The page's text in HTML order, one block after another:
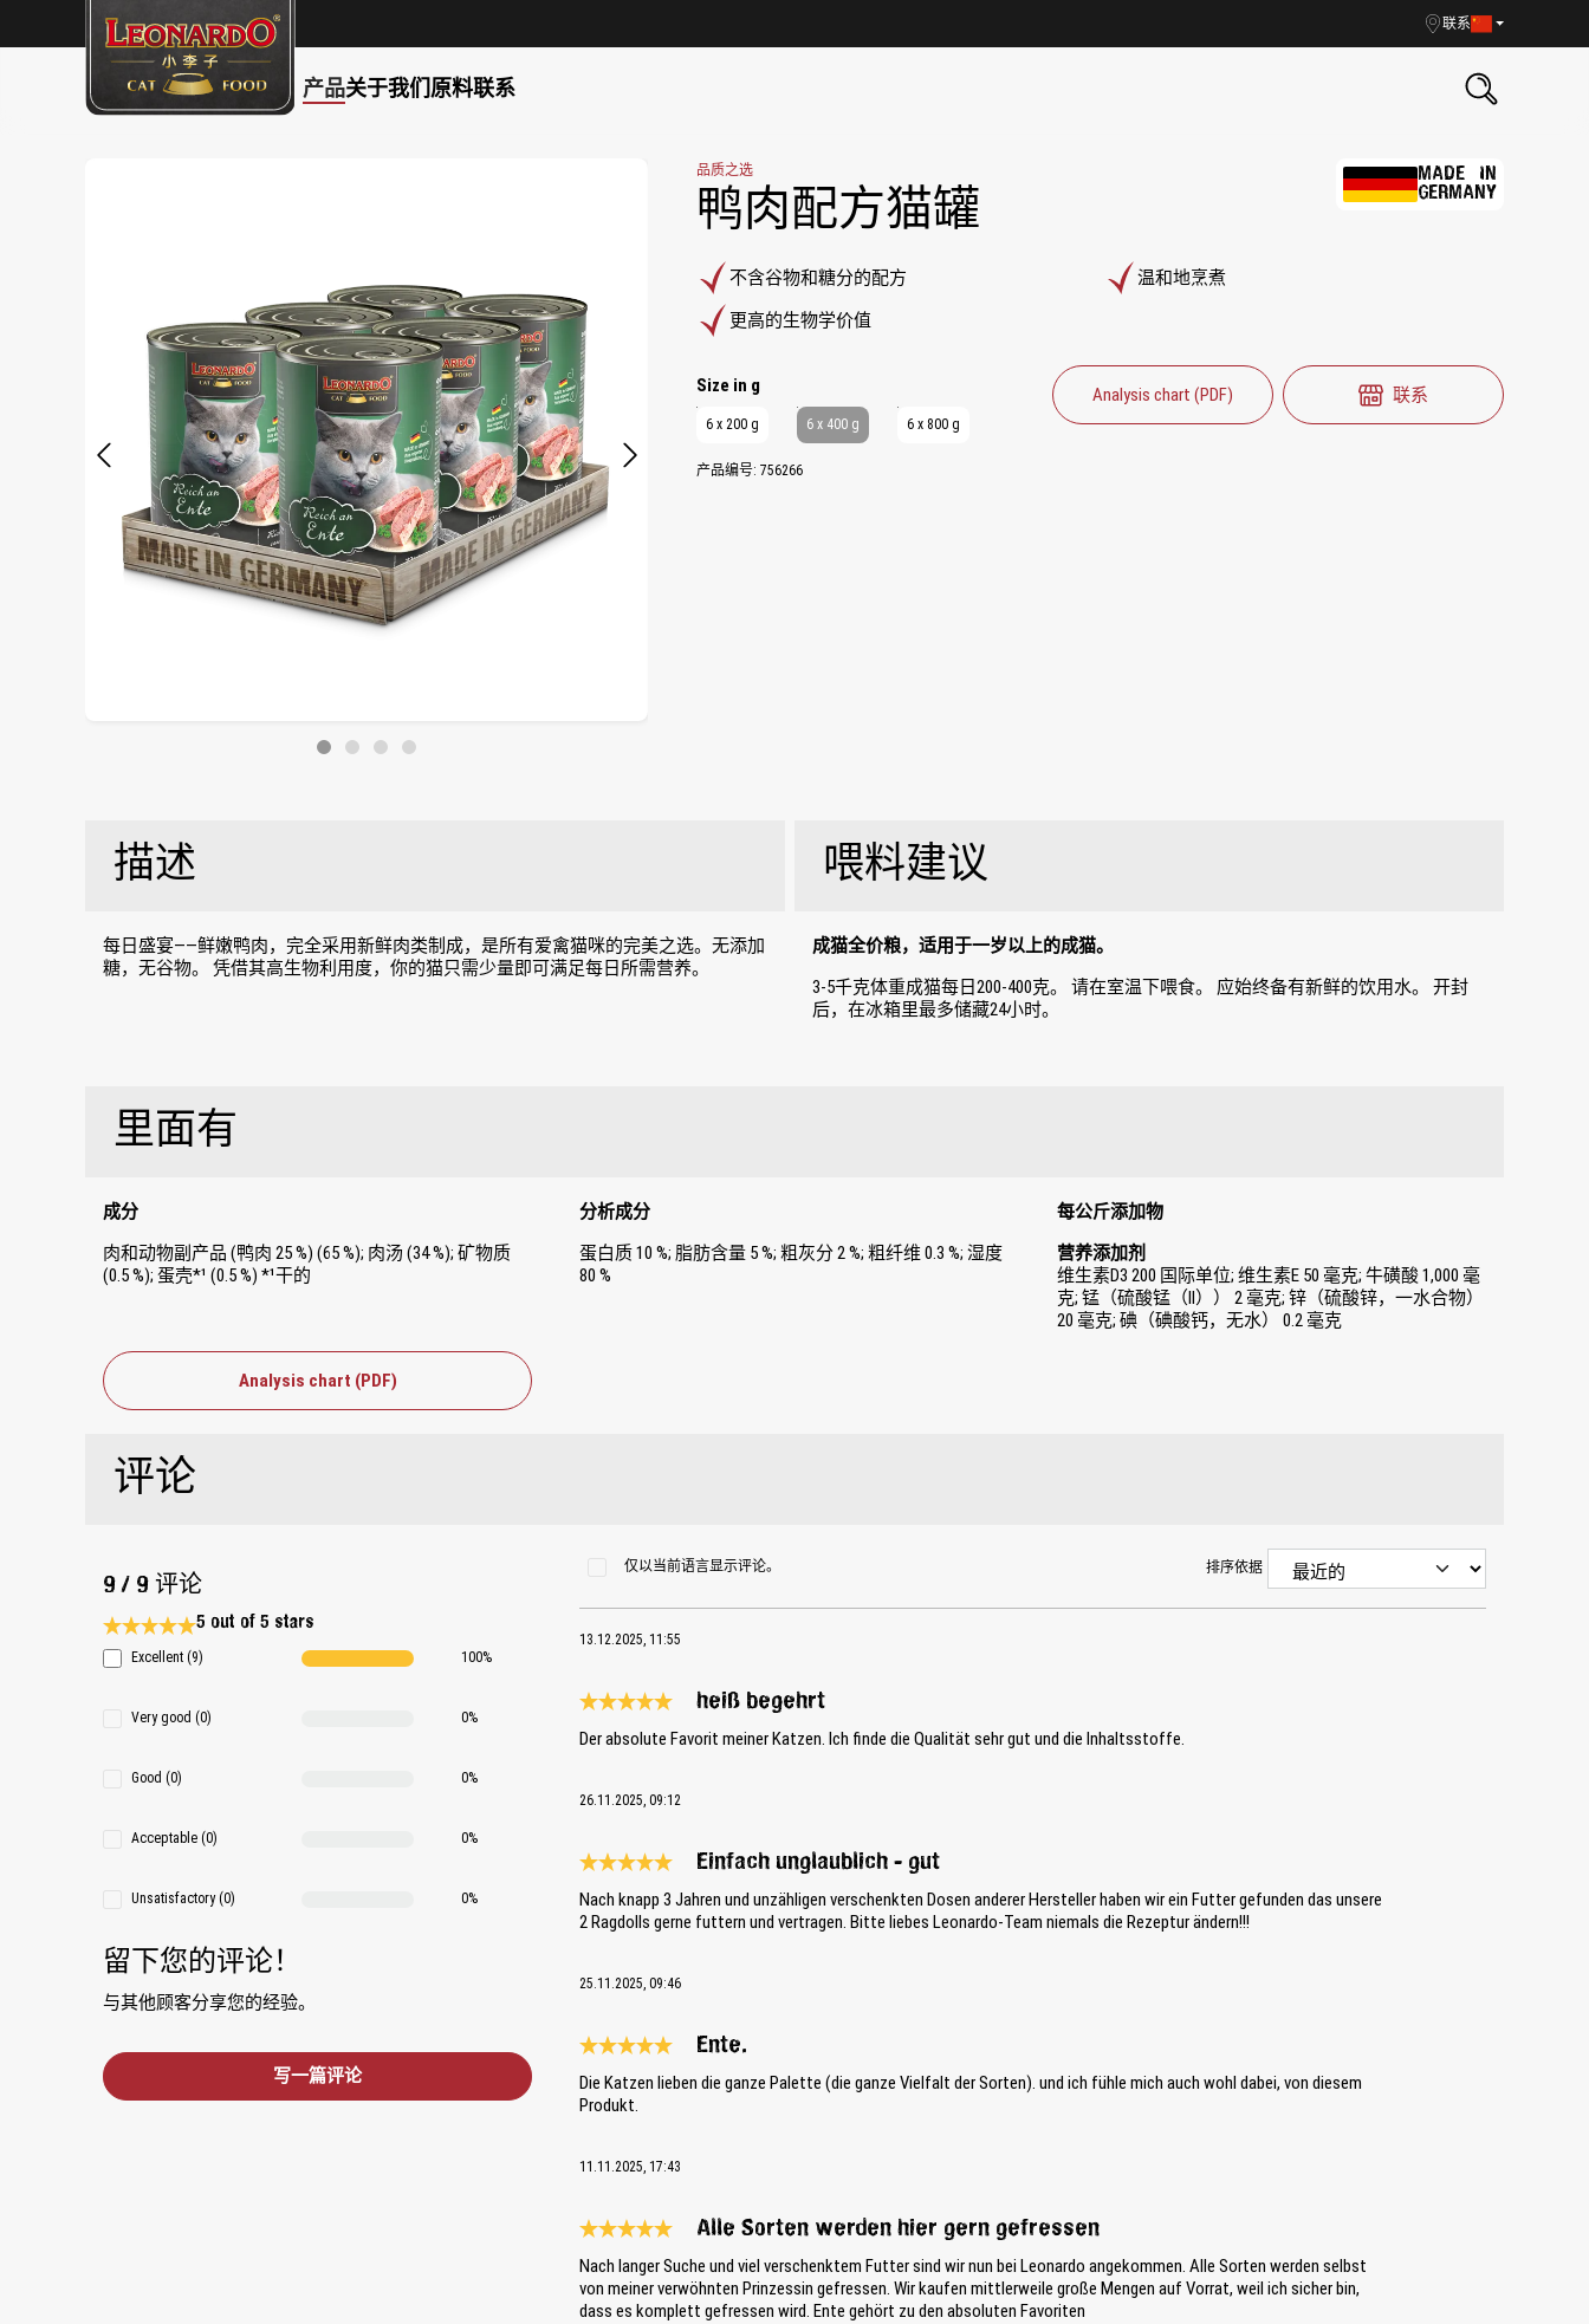
联系
产品关于我们原料联系
品质之选
鸭肉配方猫罐
MADE IN
GERMANY
不含谷物和糖分的配方
温和地烹煮
更高的生物学价值
Select
Size in g
6 x 200 g 6 x 400 g 6 x 800 g
产品编号: 756266
Analysis chart (PDF) 联系
描述
每日盛宴——鲜嫩鸭肉，完全采用新鲜肉类制成，是所有爱禽猫咪的完美之选。无添加
糖，无谷物。 凭借其高生物利用度，你的猫只需少量即可满足每日所需营养。
喂料建议
成猫全价粮，适用于一岁以上的成猫。
3-5千克体重成猫每日200-400克。 请在室温下喂食。 应始终备有新鲜的饮用水。 开封
后，在冰箱里最多储藏24小时。
里面有
成分
肉和动物副产品 (鸭肉 25 %) (65 %); 肉汤 (34 %); 矿物质
(0.5 %); 蛋壳*¹ (0.5 %) *¹干的
分析成分
蛋白质 10 %; 脂肪含量 5 %; 粗灰分 2 %; 粗纤维 0.3 %; 湿度
80 %
每公斤添加物
营养添加剂
维生素D3 200 国际单位; 维生素E 50 毫克; 牛磺酸 1,000 毫
克; 锰（硫酸锰（II）） 2 毫克; 锌（硫酸锌，一水合物）
20 毫克; 碘（碘酸钙，无水） 0.2 毫克
Analysis chart (PDF)
评论
9 / 9 评论
Average rating 5 of 5 Stars
5 out of 5 stars
Excellent (9) 100%
Very good (0) 0%
Good (0) 0%
Acceptable (0) 0%
Unsatisfactory (0) 0%
留下您的评论！
与其他顾客分享您的经验。
写一篇评论
仅以当前语言显示评论。 排序依据
13.12.2025, 11:55
heiß begehrt
Der absolute Favorit meiner Katzen. Ich finde die Qualität sehr gut und die Inhaltsstoffe.
26.11.2025, 09:12
Einfach unglaublich - gut
Nach knapp 3 Jahren und unzähligen verschenkten Dosen anderer Hersteller haben wir ein Futter gefunden das unsere
2 Ragdolls gerne futtern und vertragen. Bitte liebes Leonardo-Team niemals die Rezeptur ändern!!!
25.11.2025, 09:46
Ente.
Die Katzen lieben die ganze Palette (die ganze Vielfalt der Sorten). und ich fühle mich auch wohl dabei, von diesem
Produkt.
11.11.2025, 17:43
Alle Sorten werden hier gern gefressen
Nach langer Suche und viel verschenktem Futter sind wir nun bei Leonardo angekommen. Alle Sorten werden selbst
von meiner verwöhnten Prinzessin gefressen. Wir kaufen mittlerweile große Mengen auf Vorrat, weil ich sicher bin,
dass es komplett gefressen wird. Ente gehört zu den absoluten Favoriten